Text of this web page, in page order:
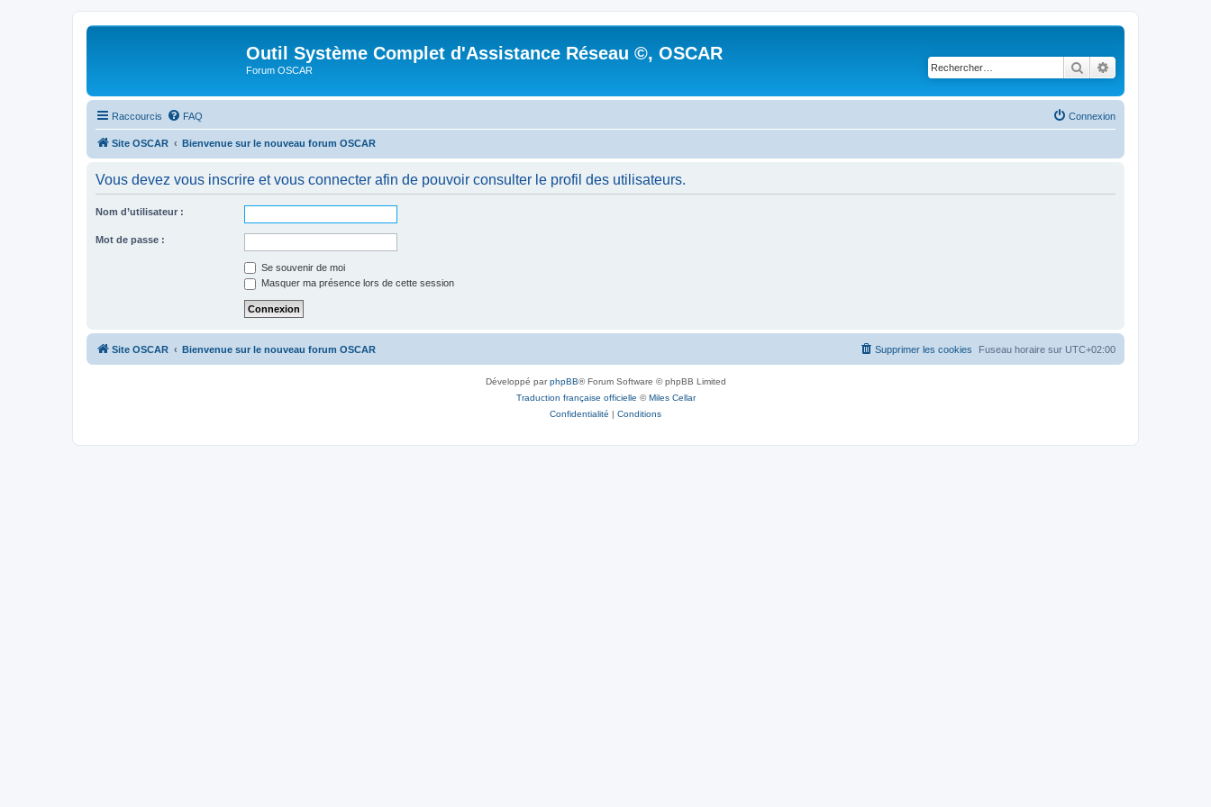
Outil Système Complet d'Assistance Réseau ©, OSCAR
Forum OSCAR Rechercher
Raccourcis FAQ Connexion
Site OSCAR Bienvenue sur le nouveau forum OSCAR
Vous devez vous inscrire et vous connecter afin de pouvoir consulter le profil des utilisateurs.
Nom d’utilisateur :
Mot de passe :
Se souvenir de moi
Masquer ma présence lors de cette session
Site OSCAR Bienvenue sur le nouveau forum OSCAR Fuseau horaire sur UTC+02:00
Supprimer les cookies
Développé parphpBB® Forum Software © phpBB Limited
Traduction française officielle ©Miles Cellar
Confidentialité | Conditions